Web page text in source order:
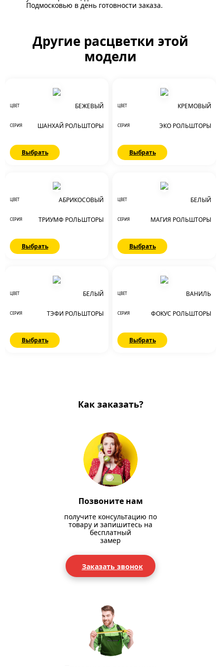
Подмосковью в день готовности заказа.
Другие расцветки этой
модели
ЦВЕТ БЕЖЕВЫЙ
СЕРИЯ ШАНХАЙ РОЛЬШТОРЫ
Выбрать
ЦВЕТ КРЕМОВЫЙ
СЕРИЯ ЭКО РОЛЬШТОРЫ
Выбрать
ЦВЕТ АБРИКОСОВЫЙ
СЕРИЯ ТРИУМФ РОЛЬШТОРЫ
Выбрать
ЦВЕТ БЕЛЫЙ
СЕРИЯ МАГИЯ РОЛЬШТОРЫ
Выбрать
ЦВЕТ БЕЛЫЙ
СЕРИЯ ТЭФИ РОЛЬШТОРЫ
Выбрать
ЦВЕТ ВАНИЛЬ
СЕРИЯ ФОКУС РОЛЬШТОРЫ
Выбрать
Как заказать?
Позвоните нам
получите консультацию по
товару и запишитесь на
бесплатный
замер
Заказать звонок